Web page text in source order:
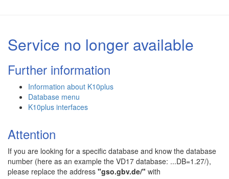
Service no longer available
Further information
Information about K10plus
Database menu
K10plus interfaces
Attention
If you are looking for a specific database and know the database
number (here as an example the VD17 database: ...DB=1.27/),
please replace the address "gso.gbv.de/" with